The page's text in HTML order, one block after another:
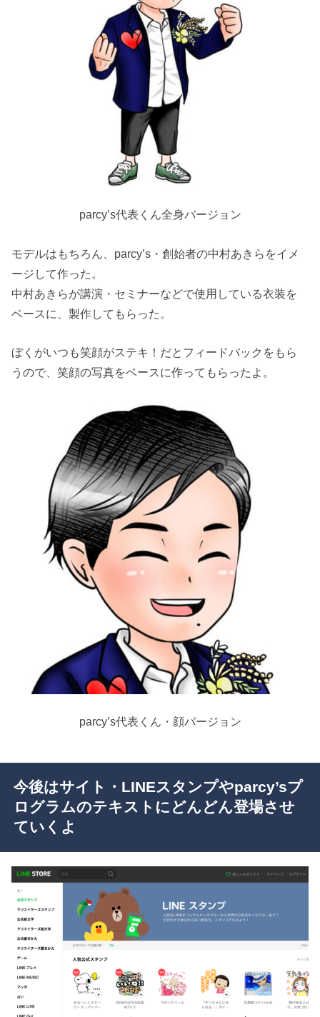
parcy’s代表くん全身バージョン
モデルはもちろん、parcy’s・創始者の中村あきらをイメ
ージして作った。
中村あきらが講演・セミナーなどで使用している衣装を
ベースに、製作してもらった。
ぼくがいつも笑顔がステキ！だとフィードバックをもら
うので、笑顔の写真をベースに作ってもらったよ。
parcy’s代表くん・顔バージョン
今後はサイト・LINEスタンプやparcy’sプ
ログラムのテキストにどんどん登場させ
ていくよ